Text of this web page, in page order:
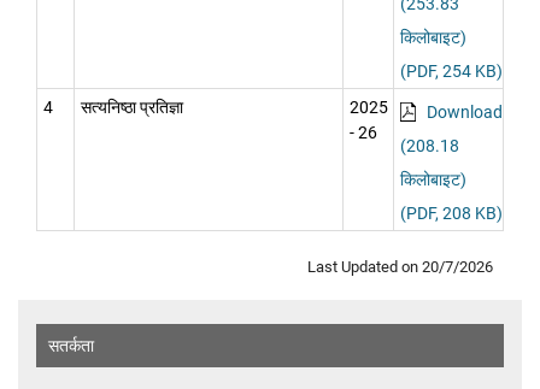
किलोबाइट)
(PDF, 254 KB)
4
सत्यनिष्ठा प्रतिज्ञा
2025
- 26
Download
(208.18
किलोबाइट)
(PDF, 208 KB)
Last Updated on 20/7/2026
सतर्कता